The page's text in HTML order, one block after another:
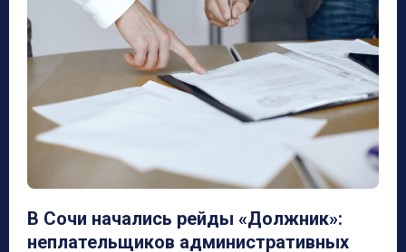
В Сочи начались рейды «Должник»:
неплательщиков административных